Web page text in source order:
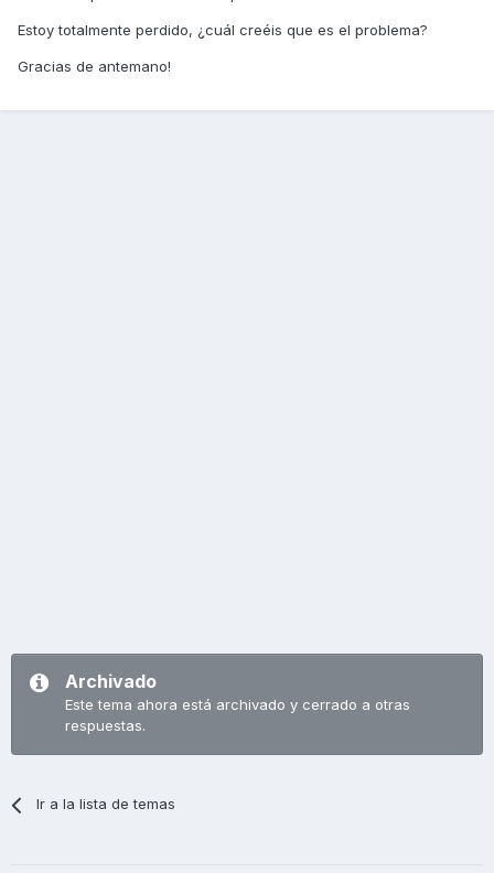
Estoy totalmente perdido, ¿cuál creéis que es el problema?
Gracias de antemano!
Archivado
Este tema ahora está archivado y cerrado a otras
respuestas.
Ir a la lista de temas